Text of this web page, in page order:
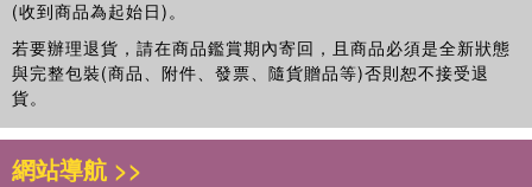
(收到商品為起始日)。
若要辦理退貨，請在商品鑑賞期內寄回，且商品必須是全新狀態
與完整包裝(商品、附件、發票、隨貨贈品等)否則恕不接受退
貨。
網站導航 >>